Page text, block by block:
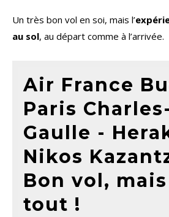
Un très bon vol en soi, mais l’
au sol, au départ comme à l’arrivée.
Air France
Paris
Gaulle -
Nikos
Bon vol,
tout !